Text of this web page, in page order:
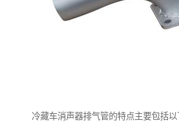
冷藏车消声器排气管的特点主要包括以